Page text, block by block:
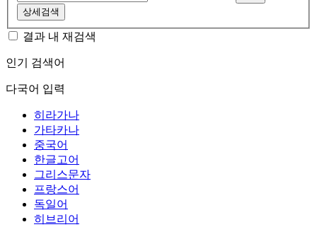
상세검색
결과 내 재검색
인기 검색어
다국어 입력
히라가나
가타카나
중국어
한글고어
그리스문자
프랑스어
독일어
히브리어